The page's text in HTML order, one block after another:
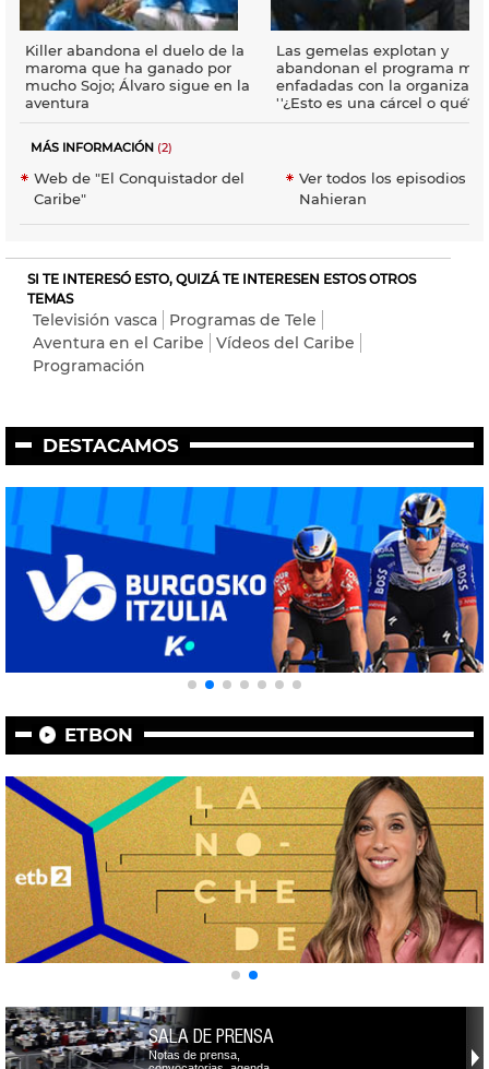
Killer abandona el duelo de la
maroma que ha ganado por
mucho Sojo; Álvaro sigue en la
aventura
Las gemelas explotan y
abandonan el programa
enfadadas con la
''¿Esto es una cárcel o qué?''
MÁS INFORMACIÓN (2)
Web de "El Conquistador del
Caribe"
Ver todos los episodios
Nahieran
SI TE INTERESÓ ESTO, QUIZÁ TE INTERESEN ESTOS OTROS
TEMAS
Televisión vasca
Programas de Tele
Aventura en el Caribe
Vídeos del Caribe
Programación
DESTACAMOS
ETBON
SALA DE PRENSA
Notas de prensa,